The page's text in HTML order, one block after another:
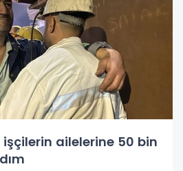
ailelerine 50 bin